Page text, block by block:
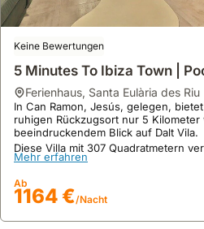
Keine Bewertungen
5 Minutes To Ibiza Town |
Ferienhaus, Santa Eulària des Riu
In Can Ramon, Jesús, gelegen,
ruhigen Rückzugsort nur 5 Kilometer
beeindruckendem Blick auf Dalt Vila.
Diese Villa mit 307 Quadratmetern
bis zu 8 Gäste, einen 9x5m großen
sowie eine Doppelgarage und ist 8
Talamanca entfernt.
Mehr erfahren
Ab
1164 €/Nacht